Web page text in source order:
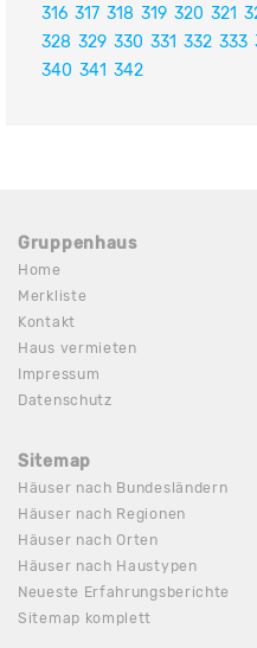
316 317 318 319 320 321
328 329 330 331 332 333
340 341 342
Gruppenhaus
Home
Merkliste
Kontakt
Haus vermieten
Impressum
Datenschutz
Sitemap
Häuser nach Bundesländern
Häuser nach Regionen
Häuser nach Orten
Häuser nach Haustypen
Neueste Erfahrungsberichte
Sitemap komplett